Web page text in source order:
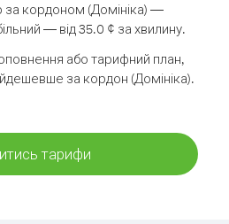
за кордоном (Домініка) —
— від 35.0 ¢ за хвилину.
або тарифний план,
за кордон (Домініка).
тарифи